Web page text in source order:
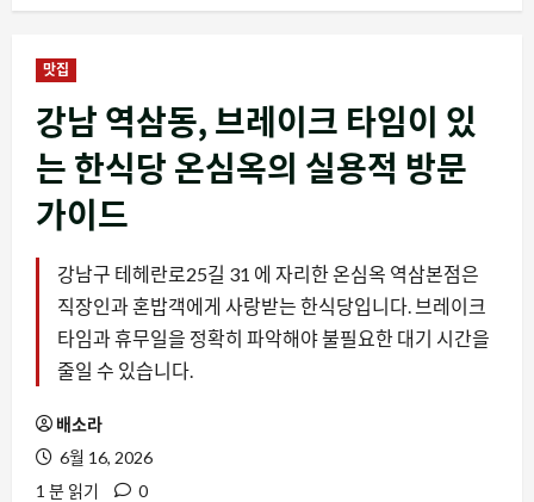
맛집
강남 역삼동, 브레이크 타임이 있
는 한식당 온심옥의 실용적 방문
가이드
강남구 테헤란로25길 31 에 자리한 온심옥 역삼본점은
직장인과 혼밥객에게 사랑받는 한식당입니다. 브레이크
타임과 휴무일을 정확히 파악해야 불필요한 대기 시간을
줄일 수 있습니다.
배소라
6월 16, 2026
1 분 읽기
0